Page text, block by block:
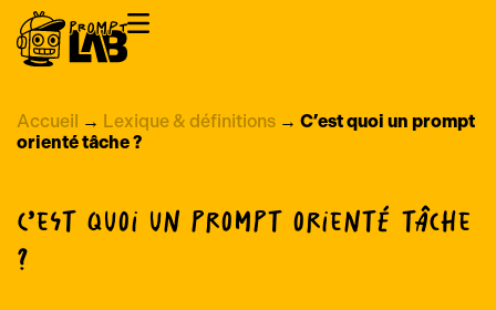
Accueil → Lexique & définitions → C’est quoi un prompt
orienté tâche ?
C’est quoi un prompt orienté tâche
?